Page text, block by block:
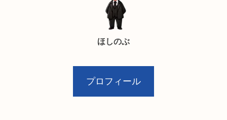
ほしのぶ
プロフィール